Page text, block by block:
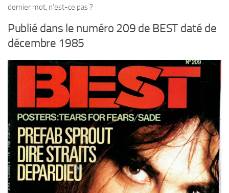
dernier mot, n’est-ce pas ?
Publié dans le numéro 209 de BEST daté de
décembre 1985